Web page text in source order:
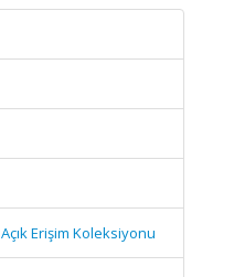
Erişim Koleksiyonu